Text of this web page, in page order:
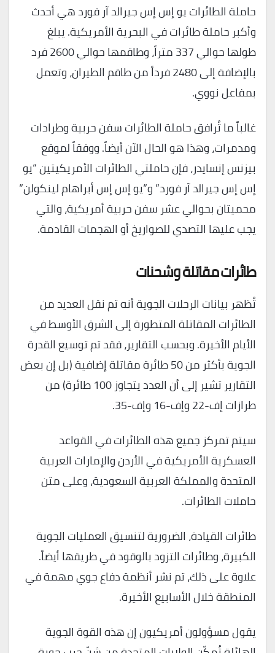
حاملة الطائرات يو إس إس جيرالد آر فورد هي أحدث
وأكبر حاملة طائرات في البحرية الأمريكية. يبلغ
طولها حوالي 337 متراً، وطاقمها حوالي 2600 فرد
بالإضافة إلى 2480 فرداً من طاقم الطيران، وتعمل
بمفاعل نووي.
غالباً ما تُرافق حاملة الطائرات سفن حربية وطرادات
ومدمرات، وهذا هو الحال الآن أيضاً. ووفقاً لموقع
بيزنس إنسايدر، فإن حاملتي الطائرات الأمريكيتين “يو
إس إس جيرالد آر فورد” و”يو إس إس أبراهام لينكولن”
محميتان بحوالي عشر سفن حربية أمريكية، والتي
يجب عليها التصدي للصواريخ أو الهجمات القادمة.
طائرات مقاتلة وشحنات
تُظهر بيانات الرحلات الجوية أنه تم نقل العديد من
الطائرات المقاتلة المتطورة إلى الشرق الأوسط في
الأيام الأخيرة. وبحسب التقارير، فقد تم توسيع القدرة
الجوية بأكثر من 50 طائرة مقاتلة إضافية (بل إن بعض
التقارير تشير إلى أن العدد يتجاوز 100 طائرة) من
طرازات إف-22 وإف-16 وإف-35.
سيتم تمركز جميع هذه الطائرات في القواعد
العسكرية الأمريكية في الأردن والإمارات العربية
المتحدة والمملكة العربية السعودية، وعلى متن
حاملات الطائرات.
طائرات القيادة، الضرورية لتنسيق العمليات الجوية
الكبيرة، وطائرات التزود بالوقود في طريقها أيضاً.
علاوة على ذلك، تم نشر أنظمة دفاع جوي مهمة في
المنطقة خلال الأسابيع الأخيرة.
يقول مسؤولون أمريكيون إن هذه القوة الجوية